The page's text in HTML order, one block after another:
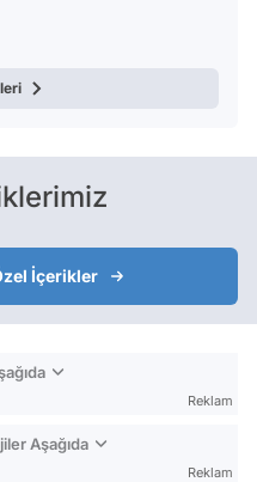
İçerikler
Reklam
Aşağıda
Reklam